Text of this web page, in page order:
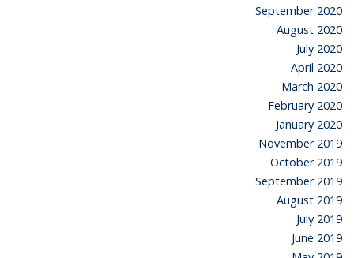
September 2020
August 2020
July 2020
April 2020
March 2020
February 2020
January 2020
November 2019
October 2019
September 2019
August 2019
July 2019
June 2019